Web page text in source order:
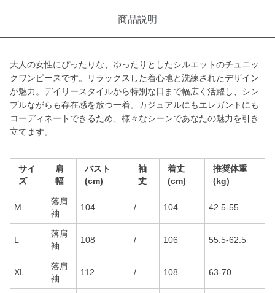
商品説明
大人の女性にぴったりな、ゆったりとしたシルエットのチュニッ
クワンピースです。リラックスした着心地と洗練されたデザイン
が魅力。デイリースタイルから特別な日まで幅広く活躍し、シン
プルながらも存在感を放つ一着。カジュアルにもエレガントにも
コーディネートできるため、様々なシーンであなたの魅力を引き
立てます。
サイ
ズ
肩
幅
バスト
(cm)
袖
丈
着丈
(cm)
推奨体重
(kg)
M
落肩
袖
104 / 104 42.5-55
L
落肩
袖
108 / 106 55.5-62.5
XL
落肩
袖
112 / 108 63-70